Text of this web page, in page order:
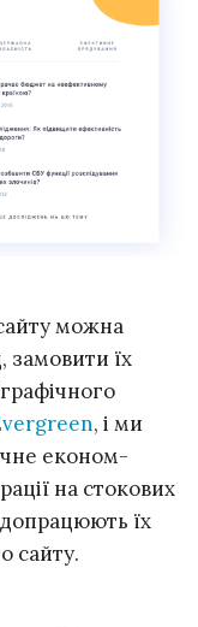
можна
замовити їх
, і ми
економ-
на стокових
їх
сайту.